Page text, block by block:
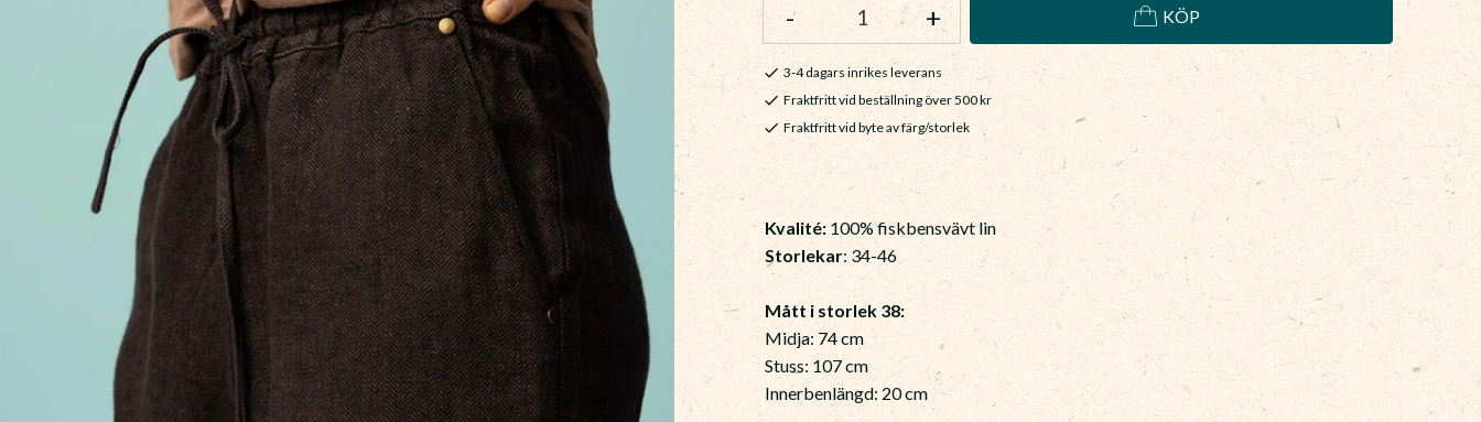
+
- KÖP
3-4 dagars inrikes leverans
Fraktfritt vid beställning över 500 kr
Fraktfritt vid byte av färg/storlek
Kvalité: 100% fiskbensvävt lin
Storlekar: 34-46
Mått i storlek 38:
Midja: 74 cm
Stuss: 107 cm
Innerbenlängd: 20 cm